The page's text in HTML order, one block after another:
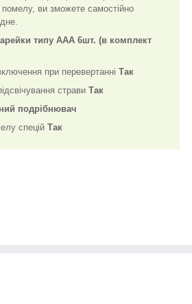
ви зможете самостійно
типу ААА 6шт. (в комплект
при перевертанні Так
страви Так
подрібнювач
спецій Так